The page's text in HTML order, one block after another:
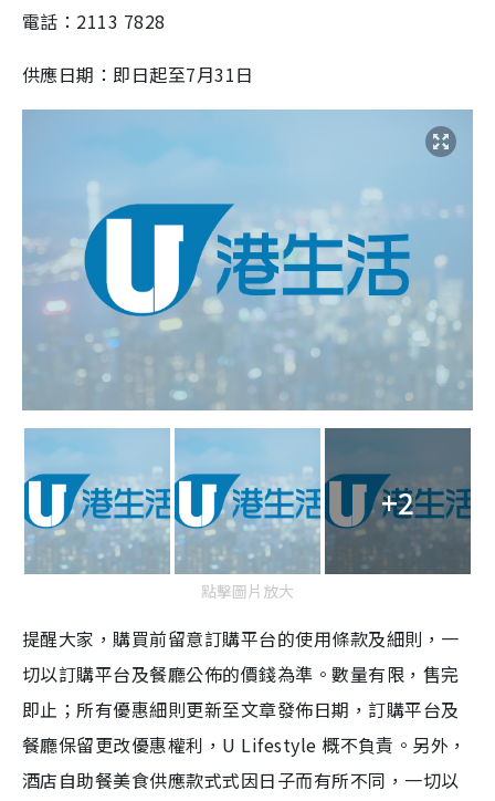
電話：2113 7828
供應日期：即日起至7月31日
+2
點擊圖片放大
提醒大家，購買前留意訂購平台的使用條款及細則，一
切以訂購平台及餐廳公佈的價錢為準。數量有限，售完
即止；所有優惠細則更新至文章發佈日期，訂購平台及
餐廳保留更改優惠權利，U Lifestyle 概不負責。另外，
酒店自助餐美食供應款式式因日子而有所不同，一切以